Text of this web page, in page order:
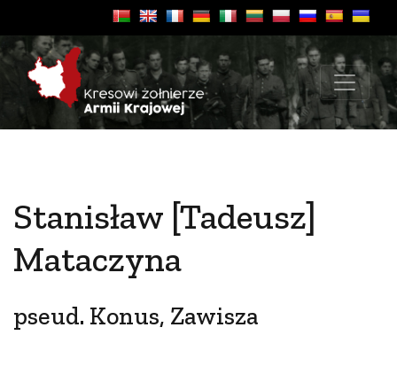
Stanisław [Tadeusz]
Mataczyna
pseud. Konus, Zawisza